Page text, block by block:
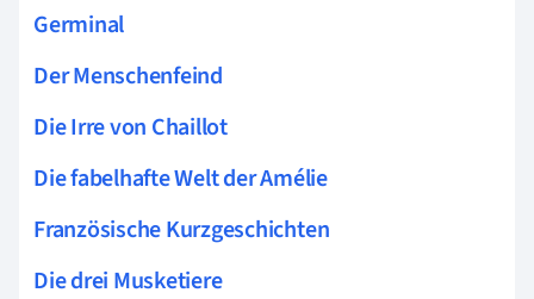
Germinal
Der Menschenfeind
Die Irre von Chaillot
Die fabelhafte Welt der Amélie
Französische Kurzgeschichten
Die drei Musketiere